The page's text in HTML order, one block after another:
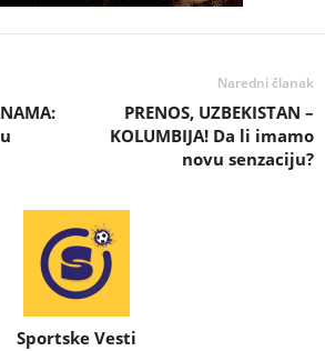
Naredni članak
PRENOS, UZBEKISTAN –
KOLUMBIJA! Da li imamo
novu senzaciju?
Sportske Vesti